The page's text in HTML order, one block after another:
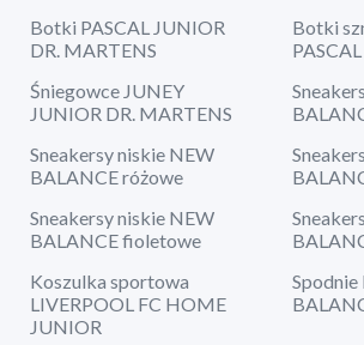
Botki PASCAL JUNIOR
DR. MARTENS
Botki
Śniegowce JUNEY
JUNIOR DR. MARTENS
Sneakersy niskie NEW
BALANCE różowe
Sneakersy niskie NEW
BALANCE fioletowe
Koszulka sportowa
LIVERPOOL FC HOME
JUNIOR